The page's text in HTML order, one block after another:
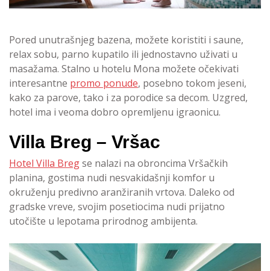
Pored unutrašnjeg bazena, možete koristiti i saune,
relax sobu, parno kupatilo ili jednostavno uživati u
masažama. Stalno u hotelu Mona možete očekivati
interesantne promo ponude, posebno tokom jeseni,
kako za parove, tako i za porodice sa decom. Uzgred,
hotel ima i veoma dobro opremljenu igraonicu.
Villa Breg – Vršac
Hotel Villa Bregse nalazi na obroncima Vršačkih
planina, gostima nudi nesvakidašnji komfor u
okruženju predivno aranžiranih vrtova. Daleko od
gradske vreve, svojim posetiocima nudi prijatno
utočište u lepotama prirodnog ambijenta.